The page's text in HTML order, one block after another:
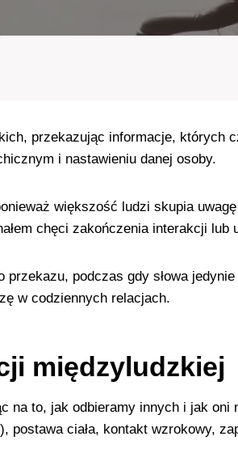
przekazując informacje, których
i nastawieniu danej osoby.
większość ludzi skupia
chęci zakończenia interakcji lub
przekazu, podczas gdy słowa
w codziennych relacjach.
międzyludzkiej
na to, jak odbieramy innych i jak oni
ciała, kontakt wzrokowy,